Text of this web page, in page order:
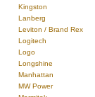
Kingston
Lanberg
Leviton / Brand Rex
Logitech
Logo
Longshine
Manhattan
MW Power